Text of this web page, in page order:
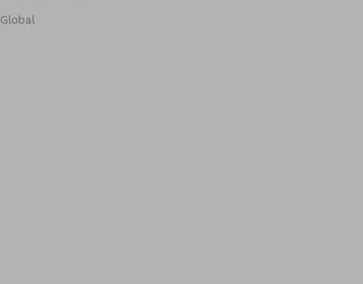
Global